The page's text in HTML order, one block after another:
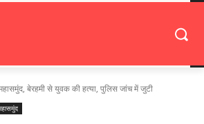
बेरहमी से युवक की हत्या, पुलिस जांच में जुटी